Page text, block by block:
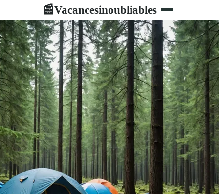
📰Vacancesinoubliables